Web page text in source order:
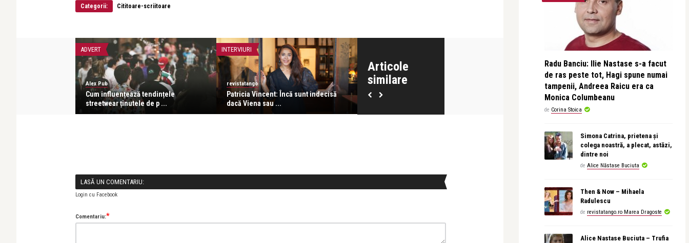
Categorii: Cititoare-scriitoare
Articole
similare
ADVERT
Alex Pub
Cum influențează tendințele
streetwear ținutele de p ...
INTERVIURI
revistatango
Patricia Vincent: Încă sunt indecisă
dacă Viena sau ...
Alice Năstase Buciuta
Ella Barker și Florin Burescu. Două
Alice Năstase Buciuta
Sarmizegetusa by Liza Panait – O
ADVERT
Alex Pub
LASĂ UN COMENTARIU:
Login cu Facebook
Comentariu:*
Radu Banciu: Ilie Nastase s-a facut
de ras peste tot, Hagi spune numai
tampenii, Andreea Raicu era ca
Monica Columbeanu
de Corina Stoica
Simona Catrina, prietena și
colega noastră, a plecat, astăzi,
dintre noi
de Alice Năstase Buciuta
Then & Now – Mihaela
Radulescu
de revistatango.ro Marea Dragoste
Alice Nastase Buciuta – Trufia